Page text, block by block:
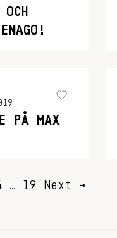
PÅ MAX
… 19 Next →